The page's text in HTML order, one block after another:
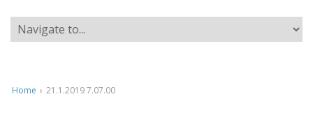
Home › 21.1.2019 7.07.00